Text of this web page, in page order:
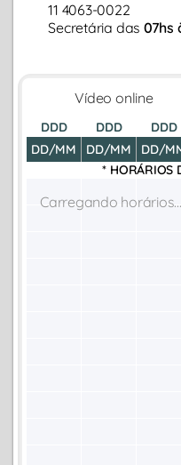
11 4063-0022
Secretária das 07hs
Vídeo online
DDD
DD/MM
DDD
DD/MM
DDD
DD/
* HORÁRIOS
Carregando horários...